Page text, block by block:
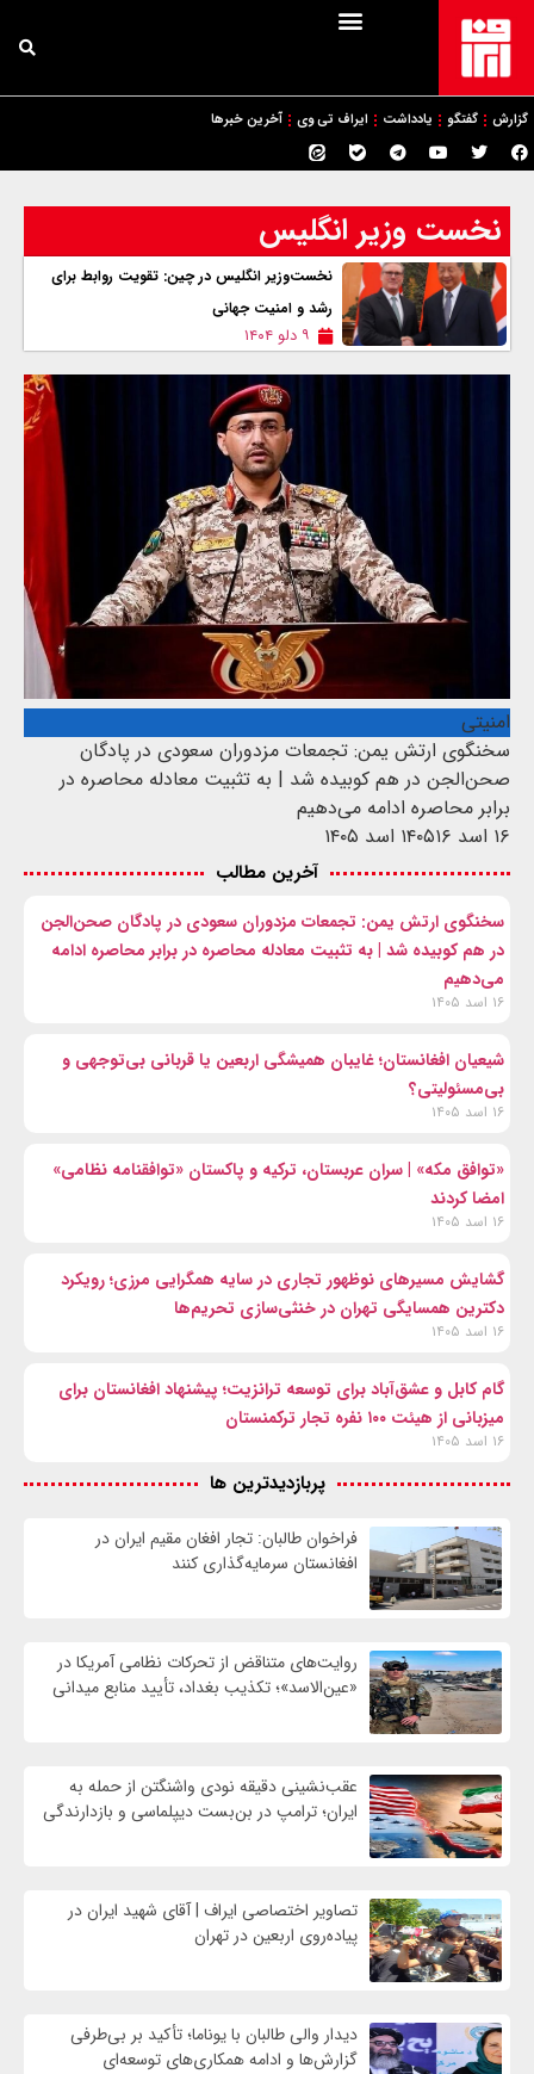
گزارش گفتگو یادداشت ایراف تی وی آخرین خبرها
نخست وزیر انگلیس
نخست‌وزیر انگلیس در چین: تقویت روابط برای
رشد و امنیت جهانی
۹ دلو ۱۴۰۴
امنیتی
سخنگوی ارتش یمن: تجمعات مزدوران سعودی در پادگان
صحن‌الجن در هم کوبیده شد | به تثبیت معادله محاصره در
برابر محاصره ادامه می‌دهیم
۱۶ اسد ۱۴۰۵
۱۶ اسد ۱۴۰۵
آخرین مطالب
سخنگوی ارتش یمن: تجمعات مزدوران سعودی در پادگان صحن‌الجن
در هم کوبیده شد | به تثبیت معادله محاصره در برابر محاصره ادامه
می‌دهیم
۱۶ اسد ۱۴۰۵
شیعیان افغانستان؛ غایبان همیشگی اربعین یا قربانی بی‌توجهی و
بی‌مسئولیتی؟
۱۶ اسد ۱۴۰۵
«توافق مکه» | سران عربستان، ترکیه و پاکستان «توافقنامه نظامی»
امضا کردند
۱۶ اسد ۱۴۰۵
گشایش مسیرهای نوظهور تجاری در سایه همگرایی مرزی؛ رویکرد
دکترین همسایگی تهران در خنثی‌سازی تحریم‌ها
۱۶ اسد ۱۴۰۵
گام کابل و عشق‌آباد برای توسعه ترانزیت؛ پیشنهاد افغانستان برای
میزبانی از هیئت ۱۰۰ نفره تجار ترکمنستان
۱۶ اسد ۱۴۰۵
پربازدیدترین ها
فراخوان طالبان: تجار افغان مقیم ایران در
افغانستان سرمایه‌گذاری کنند
روایت‌های متناقض از تحرکات نظامی آمریکا در
«عین‌الاسد»؛ تکذیب بغداد، تأیید منابع میدانی
عقب‌نشینی دقیقه نودی واشنگتن از حمله به
ایران؛ ترامپ در بن‌بست دیپلماسی و بازدارندگی
تصاویر اختصاصی ایراف | آقای شهید ایران در
پیاده‌روی اربعین در تهران
دیدار والی طالبان با یوناما؛ تأکید بر بی‌طرفی
گزارش‌ها و ادامه همکاری‌های توسعه‌ای